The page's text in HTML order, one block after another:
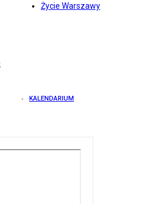
Życie Warszawy
KALENDARIUM